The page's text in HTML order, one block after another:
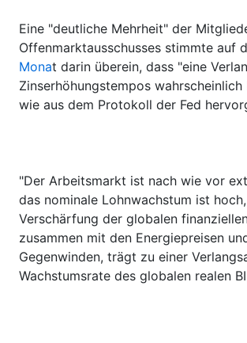
Eine "deutliche Mehrheit" der
Offenmarktausschusses stimmte auf
Monat darin überein, dass "eine
Zinserhöhungstempos
wie aus dem Protokoll der Fed
"Der Arbeitsmarkt ist nach wie vor
das nominale Lohnwachstum ist
Verschärfung der globalen
zusammen mit den Energiepreisen
Gegenwinden, trägt zu einer
Wachstumsrate des globalen realen